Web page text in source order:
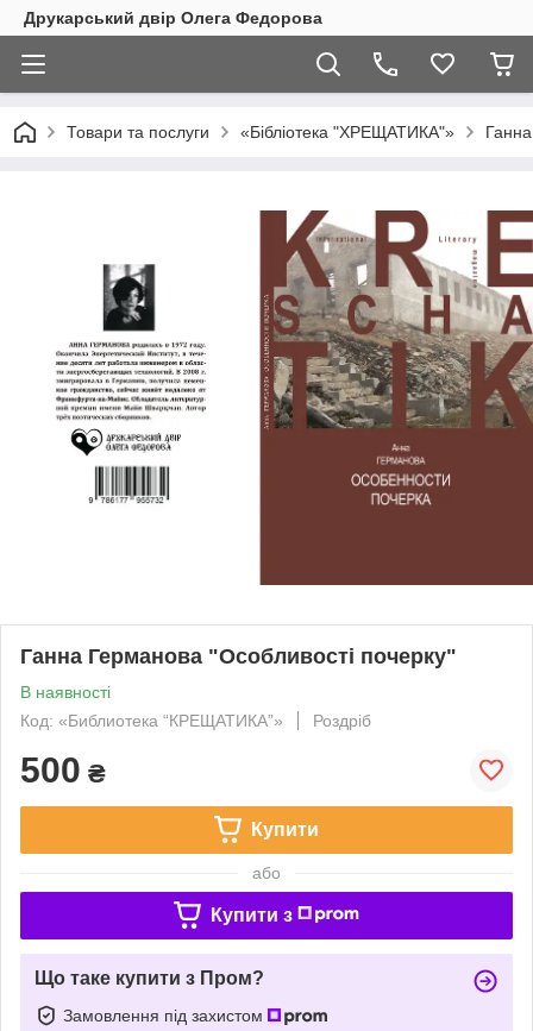
Друкарський двір Олега Федорова
Товари та послуги «Бібліотека "ХРЕЩАТИКА"»
Ганна Германова "Особливості почерку"
В наявності
Код: «Библиотека “КРЕЩАТИКА”»
Роздріб
500 ₴
Купити
або
Купити з
Що таке купити з Пром?
Замовлення під захистом